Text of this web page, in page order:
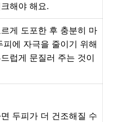
해야 해요.
게 도포한 후 충분히 마
에 자극을 줄이기 위해
럽게 문질러 주는 것이
두피가 더 건조해질 수